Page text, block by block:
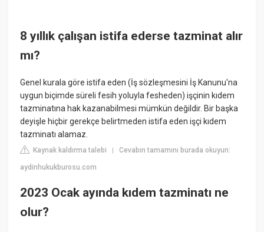
8 yıllık çalışan istifa ederse tazminat alır
mı?
Genel kurala göre istifa eden (İş sözleşmesini İş Kanunu'na
uygun biçimde süreli fesih yoluyla fesheden) işçinin kıdem
tazminatına hak kazanabilmesi mümkün değildir. Bir başka
deyişle hiçbir gerekçe belirtmeden istifa eden işçi kıdem
tazminatı alamaz.
Kaynak kaldırma talebi |Cevabın tamamını burada okuyun:
aydinhukukburosu.com
2023 Ocak ayında kıdem tazminatı ne
olur?